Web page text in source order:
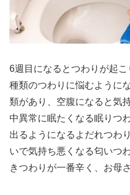
6週目になるとつわりが起
種類のつわりに悩むように
類があり、空腹になると気
中異常に眠たくなる眠りつ
出るようになるよだれつわ
いで気持ち悪くなる匂いつ
きつわりが一番辛く、お母